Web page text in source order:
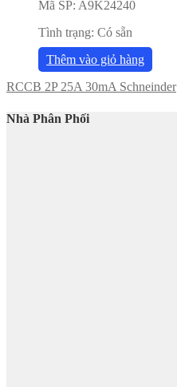
Mã SP: A9K24240
Tình trạng: Có sẵn
Thêm vào giỏ hàng
RCCB 2P 25A 30mA Schneinder
Nhà Phân Phối